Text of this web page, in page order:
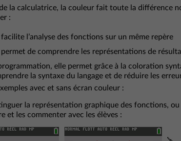
de la calculatrice, la couleur fait toute la différence
:
facilite l’analyse des fonctions sur un même repère
permet de comprendre les représentations de
elle permet grâce à la coloration
la syntaxe du langage et de réduire les
avec et sans écran couleur :
la représentation graphique des fonctions,
et les commenter avec les élèves :